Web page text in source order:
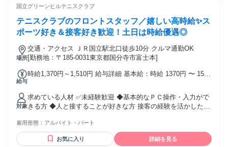
チームリーダーや品質管理部門などに昇格し昇給のチャンス
も！ ＊年齢・性別・過去のご経歴など関係なく、勤怠率やパ
フォーマンスといった 評価次第で昇格・昇給のチャンスがあ
ります ＊昇格スピードは個人によって異なります ＊入社半年
で昇格の事例もございます
増員募集！ ━━━━━━━━━━━━━━ 📝応募条件
ない方 ■タイピングが得意な方 ■基本的なPC操作・ショート
カットキーが使える方 ■曜日・時間帯を問わずシフト勤務に
こんな方歓迎／ ◇コールセンター・カスタマーサポート経験
◇接客・販売など人と接する仕事の経験 ◇柔軟な対応ができ
＝＝＝＝＝＝＝＝＝＝＝ 全国どこからでも勤務できる完全在
＝＝＝＝＝＝＝ 出社は一切不要。 通勤時間をなくして効率よ
く働きたい方や、 近くに希望する職場がない方にもおすすめ
だく環境 ━━━━━━━━━━━━━━ 【1】個室 ✅第三者
またはペットの入室は不可 ✅外部音が聞こえない 【2】イン
ターネット環境 ✅光回線・有線接続必須 （WiMAX・ホームル
国立グリーンヒルテニスクラブ
テニスクラブのフロントスタッフ／嬉しい高時給✨ス
ポーツ好き＆接客好き歓迎！土日は時給優遇◎
場所
交通・アクセス ＪＲ国立駅北口徒歩10分 クルマ通勤OK
[勤務地：〒185-0031東京都国分寺市富士本]
給与
時給1,370円～1,510円 給与詳細 基本給：時給 1370円 〜 1510
1370円～ ・後輩指導が可能になると昇格 ｢トレーナー｣ 時給
1410円～ ✨さらに土日は時給アップ!! ・早番:時給＋50円 ┖
レギュラー時給1420円～ トレーナー時給1460円～ ・遅番:時
給＋100円 ┖レギュラー時給1470円～ トレーナー時給1510円
対象
求めている人材 ✅未経験歓迎 ◆基本的なＰＣ操作・入力がで
きる方 ◆人と接することが好きな方 接客の経験を活かしたい
◎スポーツやテニスが好きな方 ◎スポーツの雰囲気が好きな
方 ※テニスはできなくても大丈夫です！ ＜曜日は融通が利く
のでこんな方にも＞ ◎Ｗワークをしたい ◎週末の土日だけ働
雇用形態： アルバイト・パート
お気に入り 詳細を見る